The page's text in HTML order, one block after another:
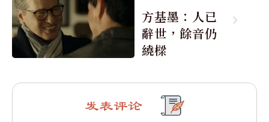
方基墨：人已
辭世，餘音仍
繞樑
发表评论